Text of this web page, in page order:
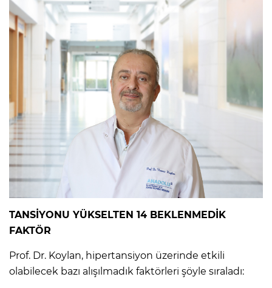
TANSİYONU YÜKSELTEN 14 BEKLENMEDİK
FAKTÖR
Prof. Dr. Koylan, hipertansiyon üzerinde etkili
olabilecek bazı alışılmadık faktörleri şöyle sıraladı: